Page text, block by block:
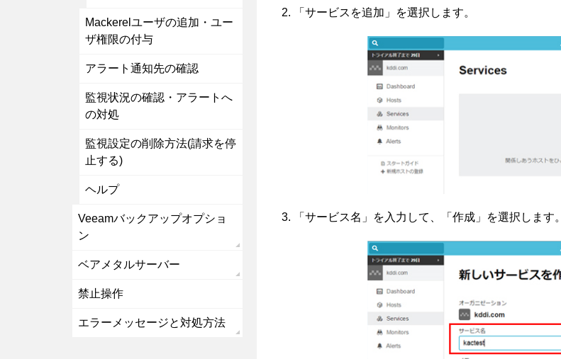
「サービスを追加」を選択します。
「サービス名」を入力して、「作成」を選択します。
Mackerelユーザの追加・ユー
ザ権限の付与
アラート通知先の確認
監視状況の確認・アラートへ
の対処
監視設定の削除方法(請求を停
止する)
ヘルプ
Veeamバックアップオプショ
ン
ベアメタルサーバー
禁止操作
エラーメッセージと対処方法